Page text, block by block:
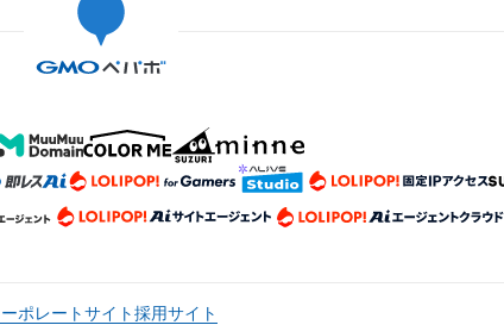
ポレートサイト採用サイト